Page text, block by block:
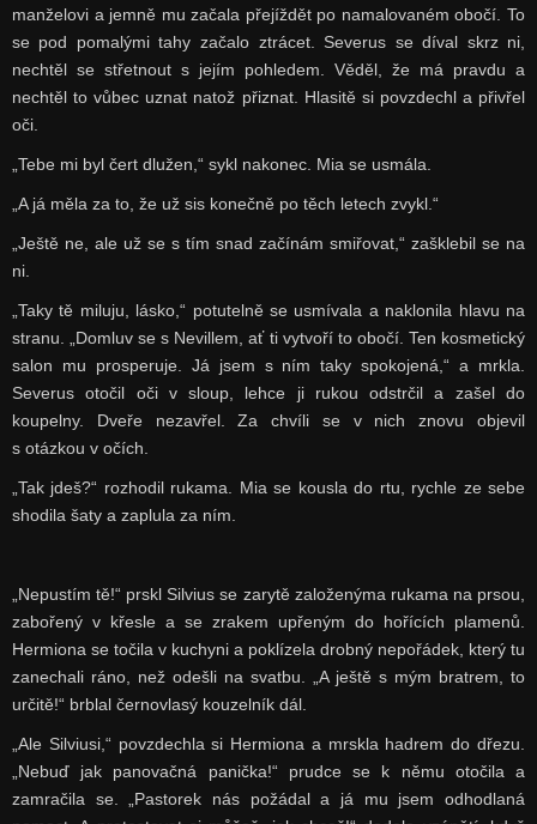
manželovi a jemně mu začala přejíždět po namalovaném obočí. To
se pod pomalými tahy začalo ztrácet. Severus se díval skrz ni,
nechtěl se střetnout s jejím pohledem. Věděl, že má pravdu a
nechtěl to vůbec uznat natož přiznat. Hlasitě si povzdechl a přivřel
oči.
„Tebe mi byl čert dlužen,“ sykl nakonec. Mia se usmála.
„A já měla za to, že už sis konečně po těch letech zvykl.“
„Ještě ne, ale už se s tím snad začínám smiřovat,“ zašklebil se na
ni.
„Taky tě miluju, lásko,“ potutelně se usmívala a naklonila hlavu na
stranu. „Domluv se s Nevillem, ať ti vytvoří to obočí. Ten kosmetický
salon mu prosperuje. Já jsem s ním taky spokojená,“ a mrkla.
Severus otočil oči v sloup, lehce ji rukou odstrčil a zašel do
koupelny. Dveře nezavřel. Za chvíli se v nich znovu objevil
s otázkou v očích.
„Tak jdeš?“ rozhodil rukama. Mia se kousla do rtu, rychle ze sebe
shodila šaty a zaplula za ním.
„Nepustím tě!“ prskl Silvius se zarytě založenýma rukama na prsou,
zabořený v křesle a se zrakem upřeným do hořících plamenů.
Hermiona se točila v kuchyni a poklízela drobný nepořádek, který tu
zanechali ráno, než odešli na svatbu. „A ještě s mým bratrem, to
určitě!“ brblal černovlasý kouzelník dál.
„Ale Silviusi,“ povzdechla si Hermiona a mrskla hadrem do dřezu.
„Nebuď jak panovačná panička!“ prudce se k němu otočila a
zamračila se. „Pastorek nás požádal a já mu jsem odhodlaná